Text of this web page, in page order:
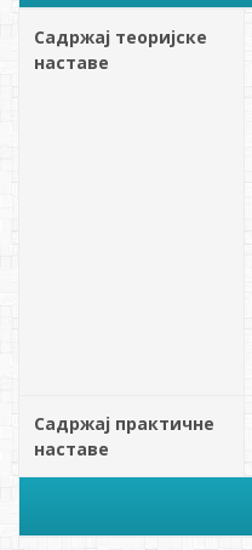
Садржај теоријске
наставе
Садржај практичне
наставе